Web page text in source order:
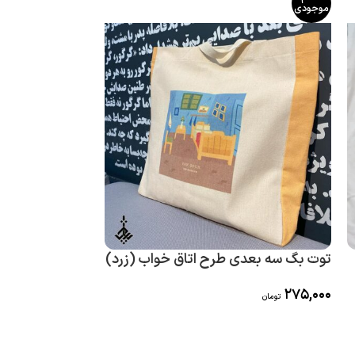
موجودی
توت بگ سه بعدی طرح اتاق خواب (زرد)
275,000 تومان